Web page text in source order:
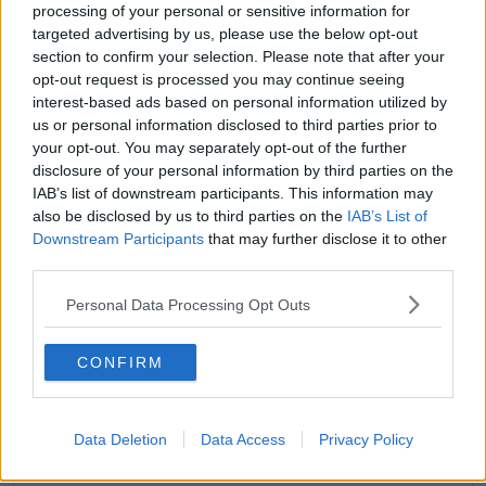
processing of your personal or sensitive information for
targeted advertising by us, please use the below opt-out
section to confirm your selection. Please note that after your
opt-out request is processed you may continue seeing
interest-based ads based on personal information utilized by
us or personal information disclosed to third parties prior to
your opt-out. You may separately opt-out of the further
disclosure of your personal information by third parties on the
IAB’s list of downstream participants. This information may
also be disclosed by us to third parties on the IAB’s List of
Downstream Participants that may further disclose it to other
Personal Data Processing Opt Outs
CONFIRM
Data Deletion Data Access Privacy Policy
an Timo de Jong
Schreiben Sie einen Kommentar